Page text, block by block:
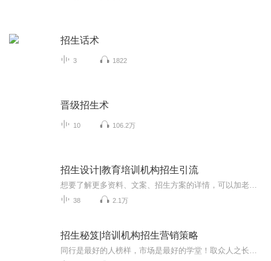
招生话术
3 1822
晋级招生术
10 106.2万
招生设计|教育培训机构招生引流
38 2.1万
招生秘笈|培训机构招生营销策略